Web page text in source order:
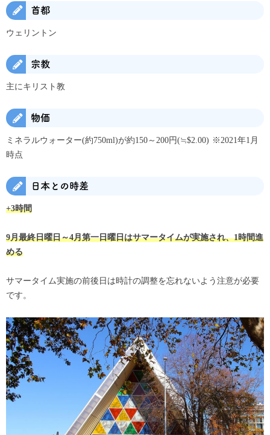
首都
ウェリントン
宗教
主にキリスト教
物価
ミネラルウォーター(約750ml)が約150～200円(≒$2.00) ※2021年1月
時点
日本との時差
+3時間
9月最終日曜日～4月第一日曜日はサマータイムが実施され、1時間進
める
サマータイム実施の前後日は時計の調整を忘れないよう注意が必要
です。